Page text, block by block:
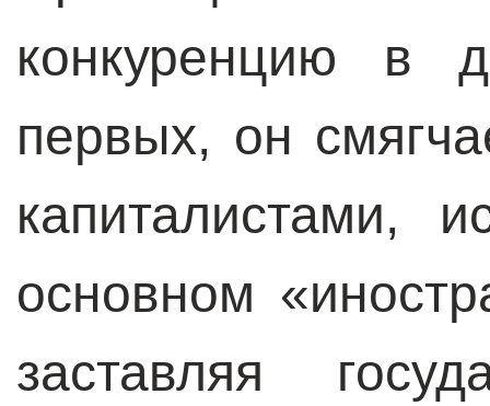
конкуренцию в
первых, он
капиталистами,
основном
заставляя